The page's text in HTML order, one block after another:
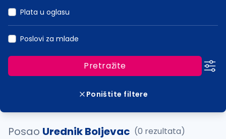
Plata u oglasu
Poslovi za mlade
Pretražite
Poništite filtere
Posao Urednik Boljevac (0 rezultata)